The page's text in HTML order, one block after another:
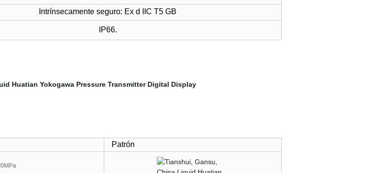
Intrínsecamente seguro: Ex d IIC T5 GB
IP66.
Patrón